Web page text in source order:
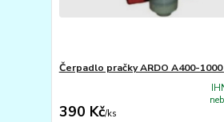
Čerpadlo pračky ARDO A400-
390 Kč/ks